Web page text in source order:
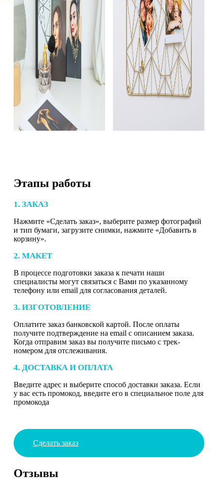
Этапы работы
1. ЗАКАЗ
Нажмите «Сделать заказ», выберите размер фотографий
и тип бумаги, загрузите снимки, нажмите «Добавить в
корзину».
2. МАКЕТ
В процессе подготовки заказа к печати наши
специалисты могут связаться с Вами по указанному
телефону или email для согласования деталей.
3. ИЗГОТОВЛЕНИЕ
Оплатите заказ банковской картой. После оплаты
получите подтверждение на email с описанием заказа.
Когда отправим заказ вы получите письмо с трек-
номером для отслеживания.
4. ДОСТАВКА И ОПЛАТА
Введите адрес и выберите способ доставки заказа. Если
у вас есть промокод, введите его в специальное поле для
промокода
Сделать заказ
Отзывы